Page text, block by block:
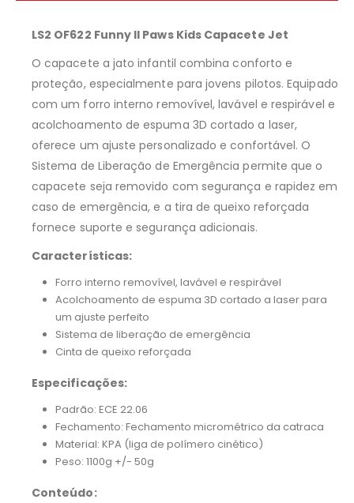
LS2 OF622 Funny II Paws Kids Capacete Jet
O capacete a jato infantil combina conforto e
proteção, especialmente para jovens pilotos. Equipado
com um forro interno removível, lavável e respirável e
acolchoamento de espuma 3D cortado a laser,
oferece um ajuste personalizado e confortável. O
Sistema de Liberação de Emergência permite que o
capacete seja removido com segurança e rapidez em
caso de emergência, e a tira de queixo reforçada
fornece suporte e segurança adicionais.
Características:
Forro interno removível, lavável e respirável
Acolchoamento de espuma 3D cortado a laser para
um ajuste perfeito
Sistema de liberação de emergência
Cinta de queixo reforçada
Especificações:
Padrão: ECE 22.06
Fechamento: Fechamento micrométrico da catraca
Material: KPA (liga de polímero cinético)
Peso: 1100g +/- 50g
Conteúdo: